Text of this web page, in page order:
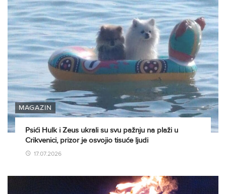
MAGAZIN
Psići Hulk i Zeus ukrali su svu pažnju na plaži u
Crikvenici, prizor je osvojio tisuće ljudi
17.07.2026